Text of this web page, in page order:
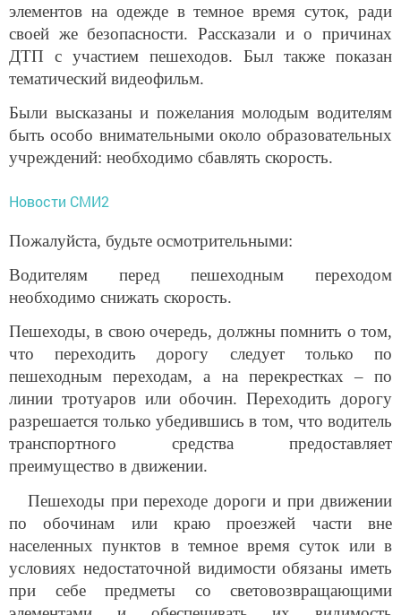
элементов на одежде в темное время суток, ради
своей же безопасности. Рассказали и о причинах
ДТП с участием пешеходов. Был также показан
тематический видеофильм.
Были высказаны и пожелания молодым водителям
быть особо внимательными около образовательных
учреждений: необходимо сбавлять скорость.
Новости СМИ2
Пожалуйста, будьте осмотрительными:
Водителям перед пешеходным переходом
необходимо снижать скорость.
Пешеходы, в свою очередь, должны помнить о том,
что переходить дорогу следует только по
пешеходным переходам, а на перекрестках – по
линии тротуаров или обочин. Переходить дорогу
разрешается только убедившись в том, что водитель
транспортного средства предоставляет
преимущество в движении.
Пешеходы при переходе дороги и при движении
по обочинам или краю проезжей части вне
населенных пунктов в темное время суток или в
условиях недостаточной видимости обязаны иметь
при себе предметы со световозвращающими